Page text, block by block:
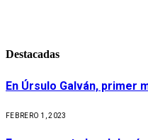
Destacadas
En Úrsulo Galván, primer
FEBRERO 1, 2023